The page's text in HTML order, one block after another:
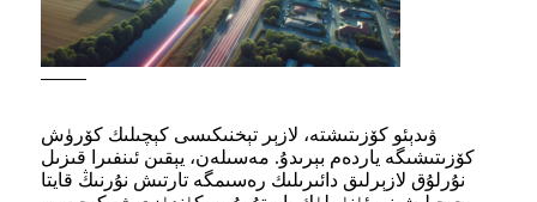
ۋىدېئو كۆزىتىشتە، لازېر تېخنىكىسى كېچىلىك كۆرۈش
كۆزىتىشىگە ياردەم بېرىدۇ. مەسىلەن، يېقىن ئىنفىرا قىزىل
نۇرلۇق لازېرلىق دائىرىلىك رەسىمگە تارتىش نۇرنىڭ قايتا